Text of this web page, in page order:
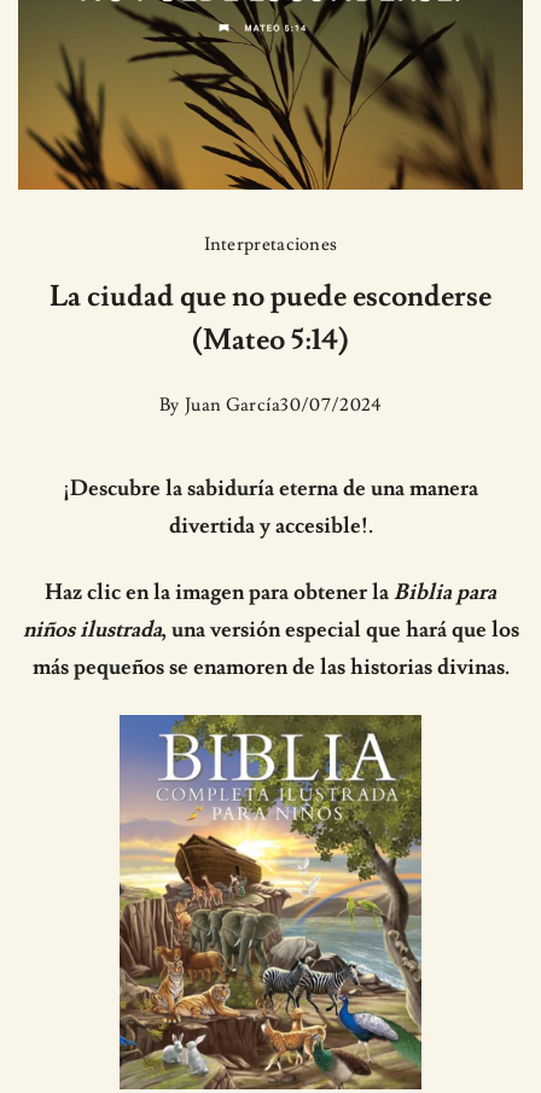
Interpretaciones
La ciudad que no puede esconderse
(Mateo 5:14)
By Juan García30/07/2024
¡Descubre la sabiduría eterna de una manera
divertida y accesible!.
Haz clic en la imagen para obtener laBiblia para
niños ilustrada, una versión especial que hará que los
más pequeños se enamoren de las historias divinas.